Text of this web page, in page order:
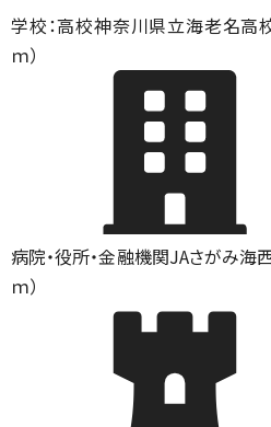
学校：高校神奈川県立海老名高
ｍ）
病院・役所・金融機関JAさがみ海
ｍ）